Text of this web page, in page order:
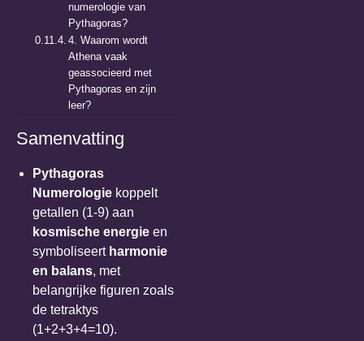
numerologie van
Pythagoras?
4. Waarom wordt
Athena vaak
geassocieerd met
Pythagoras en zijn
leer?
Samenvatting
Pythagoras
Numerologie koppelt
getallen (1-9) aan
kosmische energie en
symboliseert harmonie
en balans, met
belangrijke figuren zoals
de tetraktys
(1+2+3+4=10).